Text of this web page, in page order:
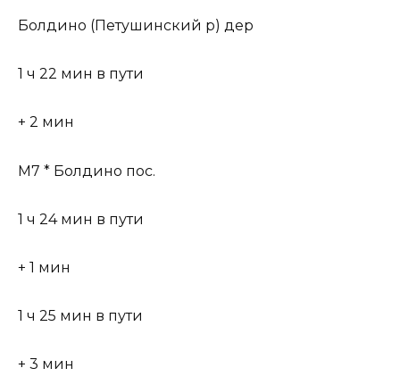
Болдино (Петушинский р) дер
1 ч 22 мин в пути
+ 2 мин
М7 * Болдино пос.
1 ч 24 мин в пути
+ 1 мин
1 ч 25 мин в пути
+ 3 мин